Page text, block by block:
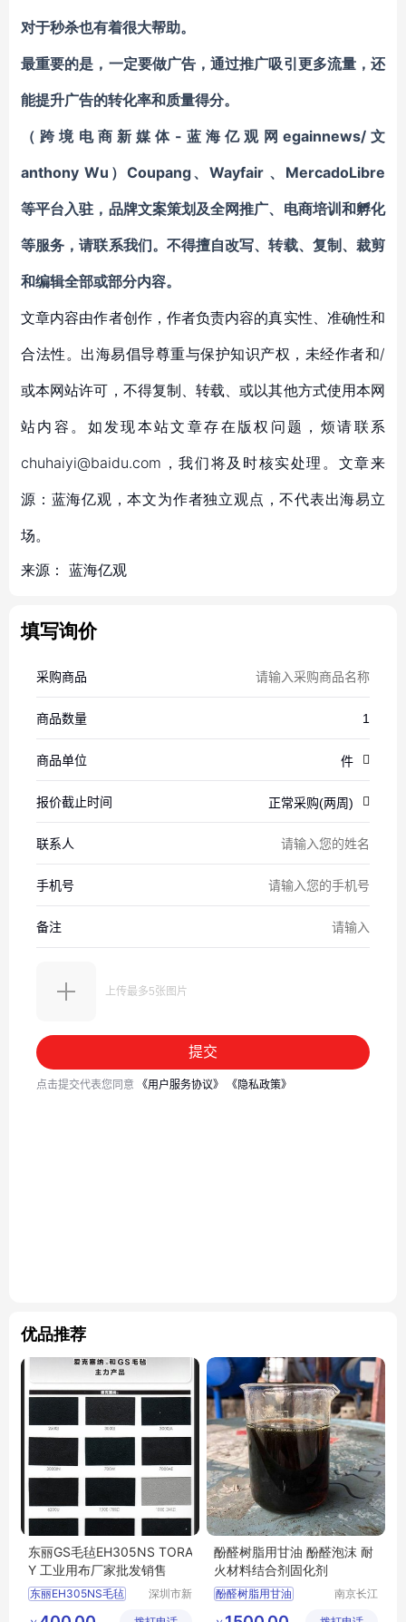
对于秒杀也有着很大帮助。
最重要的是，一定要做广告，通过推广吸引更多流量，还
能提升广告的转化率和质量得分。
（跨境电商新媒体-蓝海亿观网egainnews/文
anthony Wu） Coupang、 Wayfair 、 MercadoLibre
等平台入驻 ， 品牌文案策划及全网推广、电商培训和孵化
等服务 ，请联系我们。不得擅自改写、转载、复制、裁剪
和编辑全部或部分内容。
文章内容由作者创作，作者负责内容的真实性、准确性和
合法性。出海易倡导尊重与保护知识产权，未经作者和/
或本网站许可，不得复制、转载、或以其他方式使用本网
站内容。如发现本站文章存在版权问题，烦请联系
chuhaiyi@baidu.com，我们将及时核实处理。文章来
源：蓝海亿观，本文为作者独立观点，不代表出海易立
场。
来源： 蓝海亿观
填写询价
优品推荐
东丽GS毛毡EH305NS TORA
Y 工业用布厂家批发销售
东丽EH305NS毛毡
深圳市新
酚醛树脂用甘油 酚醛泡沫 耐
火材料结合剂固化剂
酚醛树脂用甘油
南京长江